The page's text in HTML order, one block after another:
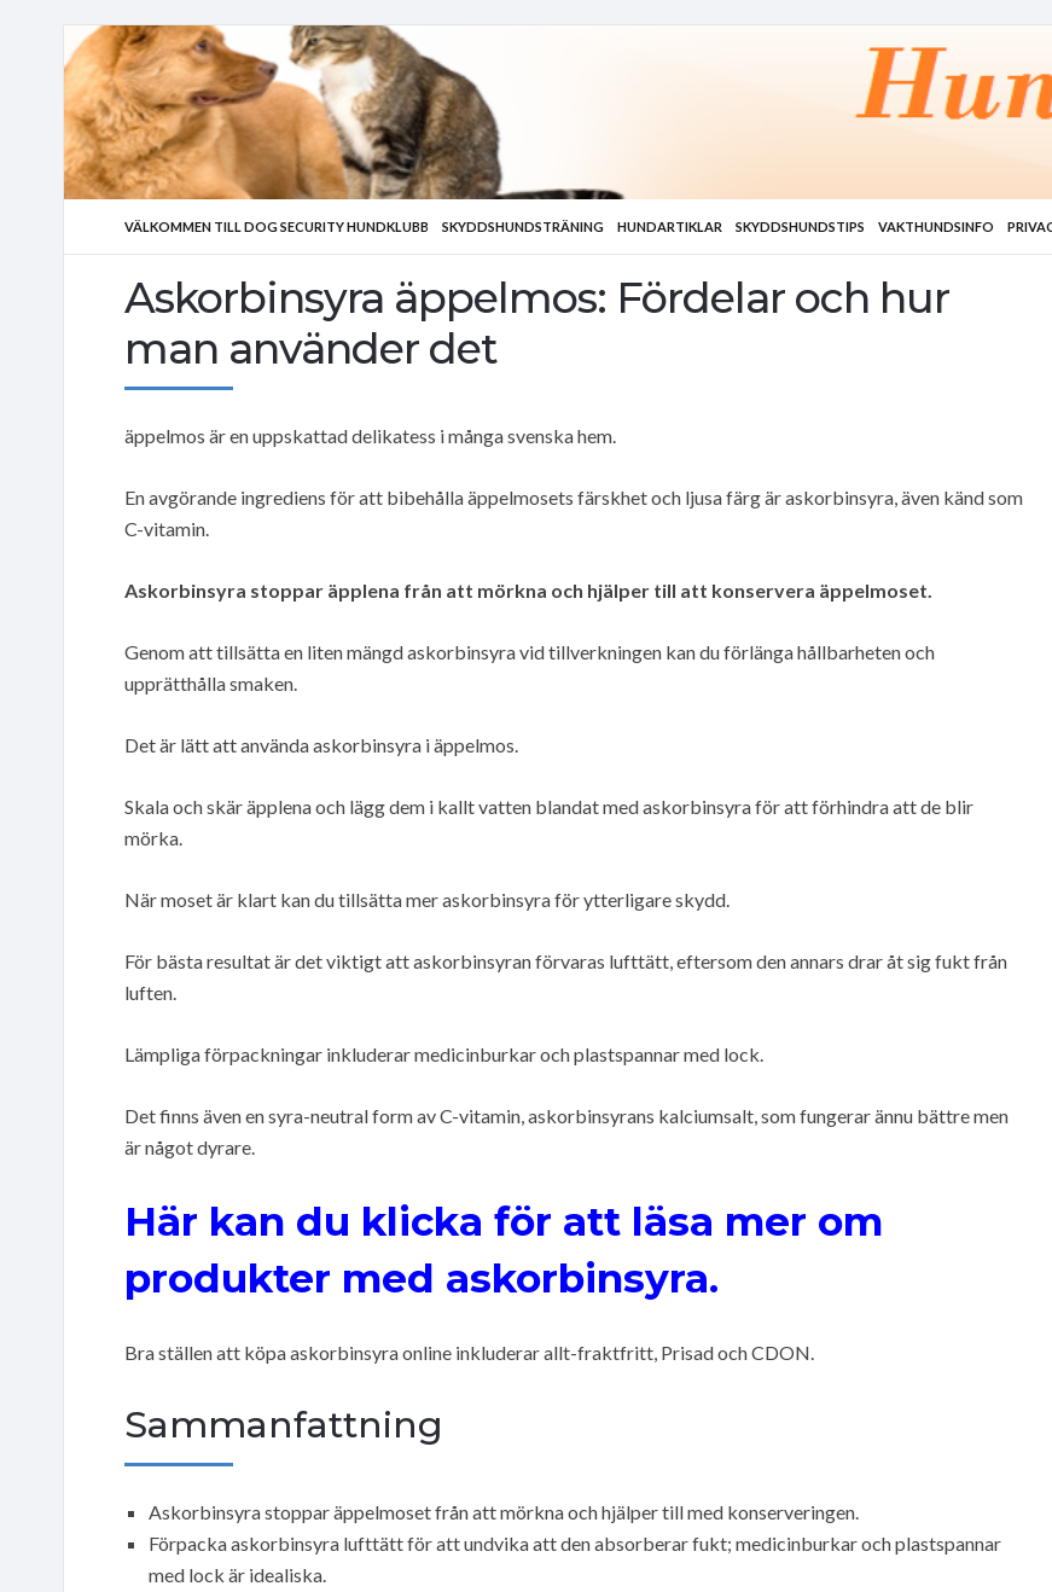
VÄLKOMMEN TILL DOG SECURITY HUNDKLUBB SKYDDSHUNDSTRÄNING HUNDARTIKLAR SKYDDSHUNDSTIPS VAKTHUNDSINFO
Askorbinsyra äppelmos: Fördelar och hur
man använder det
äppelmos är en uppskattad delikatess i många svenska hem.
En avgörande ingrediens för att bibehålla äppelmosets färskhet och ljusa färg är askorbinsyra, även känd som
C-vitamin.
Askorbinsyra stoppar äpplena från att mörkna och hjälper till att konservera äppelmoset.
Genom att tillsätta en liten mängd askorbinsyra vid tillverkningen kan du förlänga hållbarheten och
upprätthålla smaken.
Det är lätt att använda askorbinsyra i äppelmos.
Skala och skär äpplena och lägg dem i kallt vatten blandat med askorbinsyra för att förhindra att de blir
mörka.
När moset är klart kan du tillsätta mer askorbinsyra för ytterligare skydd.
För bästa resultat är det viktigt att askorbinsyran förvaras lufttätt, eftersom den annars drar åt sig fukt från
luften.
Lämpliga förpackningar inkluderar medicinburkar och plastspannar med lock.
Det finns även en syra-neutral form av C-vitamin, askorbinsyrans kalciumsalt, som fungerar ännu bättre men
är något dyrare.
Här kan du klicka för att läsa mer om
produkter med askorbinsyra.
Bra ställen att köpa askorbinsyra online inkluderar allt-fraktfritt, Prisad och CDON.
Sammanfattning
Askorbinsyra stoppar äppelmoset från att mörkna och hjälper till med konserveringen.
Förpacka askorbinsyra lufttätt för att undvika att den absorberar fukt; medicinburkar och plastspannar
med lock är idealiska.